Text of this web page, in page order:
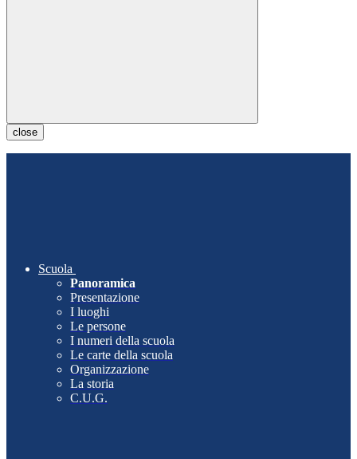
close
Scuola
Panoramica
Presentazione
I luoghi
Le persone
I numeri della scuola
Le carte della scuola
Organizzazione
La storia
C.U.G.